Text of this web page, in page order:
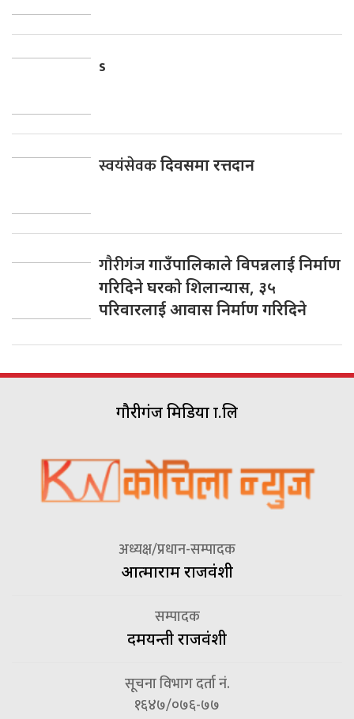
s
स्वयंसेवकदिवसमा रत्तदान
गाैरीगंजगाउँपालिकाले विपन्नलाई निर्माण
गरिदिने घरकाे शिलान्यास, ३५
परिवारलाई आवास निर्माण गरिदिने
गौरीगंज मिडिया प्रा.लि
अध्यक्ष/प्रधान-सम्पादक
आत्माराम राजवंशी
सम्पादक
दमयन्ती राजवंशी
सूचना विभाग दर्ता नं.
१६४७/०७६-७७